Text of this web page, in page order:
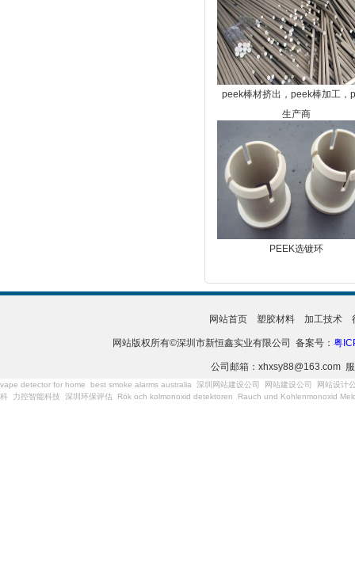
peek棒材挤出，peek棒加工，
生产商
PEEK选镀环
网站首页 塑胶材料 加工技术
网站版权所有©深圳市新恒鑫实业有限公司 备案号： 粤
公司邮箱：xhxsy88@163.com
vape detector for home best smoke alarms australia 深圳网站建设公司 网站建设公司
网站设计
科
力控智能科技 深圳环保评估 Rök och kolmonoxid detektoren Rauch und Kohlenmonoxid